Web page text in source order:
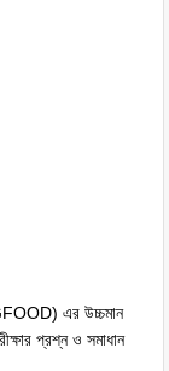
এর উচ্চমান
প্রশ্ন ও সমাধান